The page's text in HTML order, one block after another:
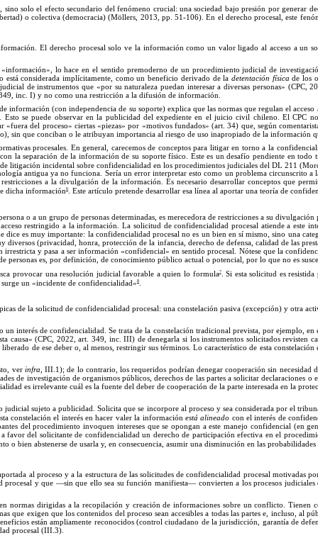
sino solo el efecto secundario del fenómeno crucial: una sociedad bajo presión por generar
o colectiva (democracia) (Möllers, 2013, pp.51-106).En el derecho procesal, este
El derecho procesal solo ve la información como un valor ligado al acceso a un
», lo hace en el sentido premoderno de un procedimiento judicial de
está considerada implícitamente, como un beneficio derivado de la detentación física de los
de instrumentos que «por su naturaleza puedan interesar a diversas personas» (CPC,
inc. I) y no como una restricción a la difusión de información.
(con independencia de su soporte) explica que las normas que regulan el
Esto se puede observar en la publicidad del expediente en el juicio civil chileno.ElCPC
«fuera del proceso» ciertas«piezas» por «motivos fundados» (art. 34) que, según
sin que conciban o le atribuyan importancia al riesgo de uso inapropiado de la información
procesales. En general, carecemos de conceptos para litigar en torno a la
la separación de la información de su soporte físico. Este es un desafío pendiente en
litigación incidental sobre confidencialidad en los procedimientos judiciales del DL 211
antigua ya no funciona. Sería un error interpretar esto como un problema circunscrito
a la divulgación de la información. Es necesario desarrollar conceptos que
dicha información6 . Este artículo pretende desarrollar esa línea al aportar una teoría de
o a un grupo de personas determinadas, es merecedora de restricciones a su
restringido a la información.La solicitud de confidencialidad procesal atiende a este
es muy importante: la confidencialidad procesal no es un bien en sí mismo, sino una
(privacidad, honra, protección de la infancia, derecho de defensa, calidad de las
irrestricta y pasa a ser información «confidencial» en sentido procesal. Nótese que la
personas es, por definición, de conocimiento público actual o potencial, por lo que no es
provocar una resolución judicial favorable a quien lo formula7. Si esta solicitud es
un «incidente de confidencialidad»8
de la solicitud de confidencialidad procesal: una constelación pasiva (excepción) y otra
un interés de confidencialidad.Setrata de la constelación tradicional prevista, por ejemplo, en
causa»(CPC, 2022, art. 349, inc. III) de denegarla si los instrumentos solicitados revisten
de ese deber o, al menos, restringir sus términos.Locaracterístico de esta
ver infra , III.1); de lo contrario, los requeridos podrían denegar cooperación sin
de investigación de organismos públicos, derechos de las partes a solicitar declaraciones o
es irrelevante cuál es la fuente del deber de cooperación de la parte interesada en la
sujeto a publicidad. Solicita que se incorpore al proceso y sea considerada por el
constelación el interés en hacer valer la información está alineado con el interés de
del procedimiento invoquen intereses que se opongan a este manejo confidencial (en
del solicitante de confidencialidad un derecho de participación efectiva en el
bien abstenerse de usarla y, en consecuencia, asumir una disminución en las
al proceso y a la estructura de las solicitudes de confidencialidad procesal motivadas por
procesal y que —sin que ello sea su función manifiesta— convierten a los procesos
normas dirigidas a la recopilación y creación de informaciones sobre un conflicto.
que exigen que los contenidos del proceso sean accesibles a todas las partes e, incluso, al
están ampliamente reconocidos (control ciudadano de la jurisdicción, garantía de
procesal (III.3).